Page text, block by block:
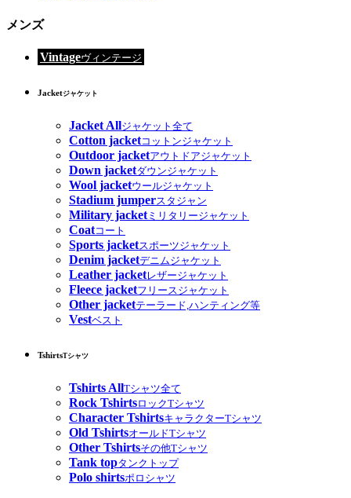
メンズ
Vintageヴィンテージ
Jacketジャケット
Jacket Allジャケット全て
Cotton jacketコットンジャケット
Outdoor jacketアウトドアジャケット
Down jacketダウンジャケット
Wool jacketウールジャケット
Stadium jumperスタジャン
Military jacketミリタリージャケット
Coatコート
Sports jacketスポーツジャケット
Denim jacketデニムジャケット
Leather jacketレザージャケット
Fleece jacketフリースジャケット
Other jacketテーラード,ハンティング等
Vestベスト
TshirtsTシャツ
Tshirts AllTシャツ全て
Rock TshirtsロックTシャツ
Character TshirtsキャラクターTシャツ
Old TshirtsオールドTシャツ
Other Tshirtsその他Tシャツ
Tank topタンクトップ
Polo shirtsポロシャツ